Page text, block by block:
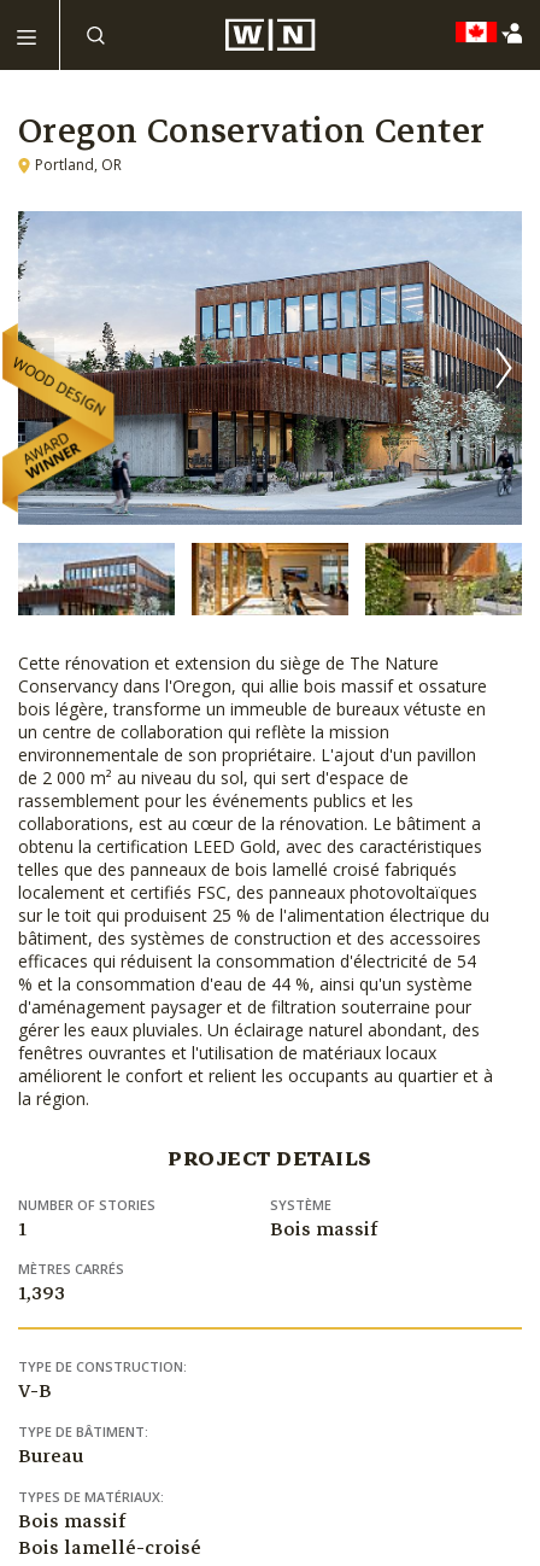
Oregon Conservation Center
Portland, OR
Cette rénovation et extension du siège de The Nature
Conservancy dans l'Oregon, qui allie bois massif et ossature
bois légère, transforme un immeuble de bureaux vétuste en
un centre de collaboration qui reflète la mission
environnementale de son propriétaire. L'ajout d'un pavillon
de 2 000 m² au niveau du sol, qui sert d'espace de
rassemblement pour les événements publics et les
collaborations, est au cœur de la rénovation. Le bâtiment a
obtenu la certification LEED Gold, avec des caractéristiques
telles que des panneaux de bois lamellé croisé fabriqués
localement et certifiés FSC, des panneaux photovoltaïques
sur le toit qui produisent 25 % de l'alimentation électrique du
bâtiment, des systèmes de construction et des accessoires
efficaces qui réduisent la consommation d'électricité de 54
% et la consommation d'eau de 44 %, ainsi qu'un système
d'aménagement paysager et de filtration souterraine pour
gérer les eaux pluviales. Un éclairage naturel abondant, des
fenêtres ouvrantes et l'utilisation de matériaux locaux
améliorent le confort et relient les occupants au quartier et à
la région.
PROJECT DETAILS
NUMBER OF STORIES
1
SYSTÈME
Bois massif
MÈTRES CARRÉS
1,393
TYPE DE CONSTRUCTION:
V-B
TYPE DE BÂTIMENT:
Bureau
TYPES DE MATÉRIAUX:
Bois massif
Bois lamellé-croisé